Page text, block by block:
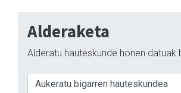
Alderaketa
Alderatu hauteskunde honen datuak